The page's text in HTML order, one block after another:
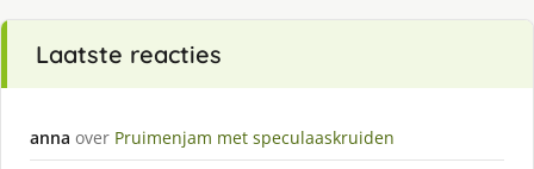
Laatste reacties
anna over Pruimenjam met speculaaskruiden